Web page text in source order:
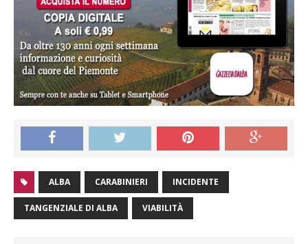
ALBA CARABINIERI INCIDENTE
TANGENZIALE DI ALBA VIABILITÀ